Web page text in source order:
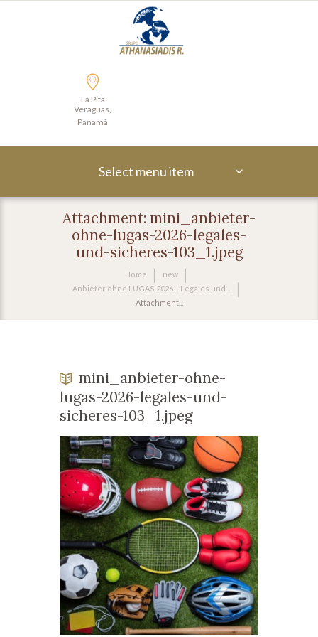
La Pita
Veraguas,
Panamà
Select menu item
Attachment: mini_anbieter-
ohne-lugas-2026-legales-
und-sicheres-103_1.jpeg
Home
new
Anbieter ohne LUGAS 2026 – Legales und...
Attachment...
mini_anbieter-ohne-
lugas-2026-legales-und-
sicheres-103_1.jpeg